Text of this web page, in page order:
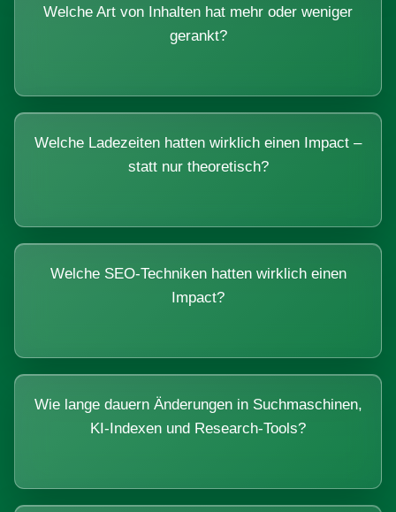
Welche Art von Inhalten hat mehr oder weniger
gerankt?
Welche Ladezeiten hatten wirklich einen Impact –
statt nur theoretisch?
Welche SEO-Techniken hatten wirklich einen
Impact?
Wie lange dauern Änderungen in Suchmaschinen,
KI-Indexen und Research-Tools?